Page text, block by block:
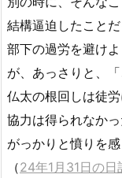
結構逼迫したこと
部下の過労を避けよ
が、あっさりと、
仏太の根回しは徒
協力は得られなかっ
がっかりと憤りを感
（24年1月31日の